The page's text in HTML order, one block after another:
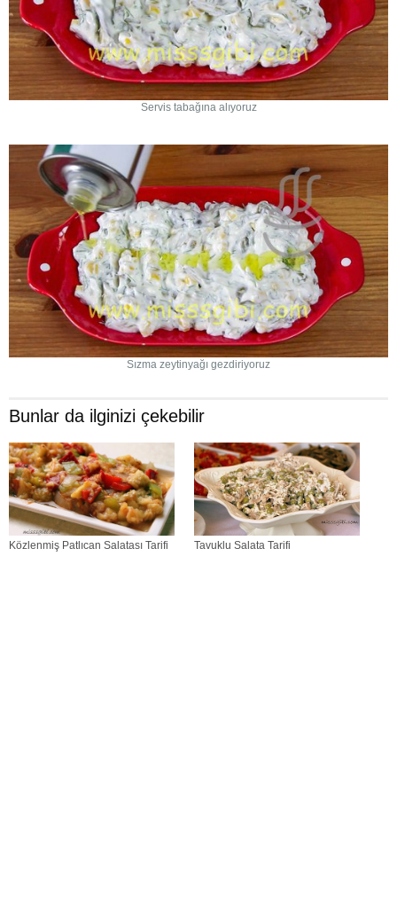
Servis tabağına alıyoruz
Sızma zeytinyağı gezdiriyoruz
Bunlar da ilginizi çekebilir
Közlenmiş Patlıcan Salatası Tarifi Tavuklu Salata Tarifi